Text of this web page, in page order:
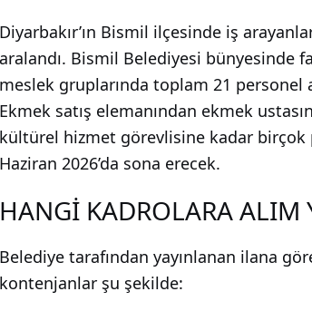
Diyarbakır’ın Bismil ilçesinde iş
aralandı. Bismil Belediyesi bünyesinde
meslek gruplarında toplam 21 personel
Ekmek satış elemanından ekmek
kültürel hizmet görevlisine kadar birçok
Haziran 2026’da sona erecek.
HANGİ KADROLARA ALIM
Belediye tarafından yayınlanan ilana
kontenjanlar şu şekilde: